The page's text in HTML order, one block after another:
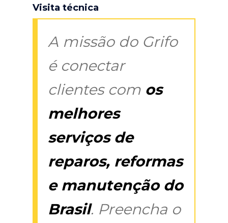
Visita técnica
A missão do Grifo
é conectar
clientes com os
melhores
serviços de
reparos, reformas
e manutenção do
Brasil. Preencha o